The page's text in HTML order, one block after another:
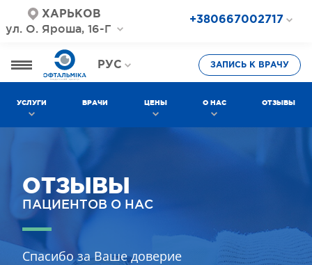
ХАРЬКОВ
ул. О. Яроша, 16-Г
+380667002717
+380577002717
РУС
УКР
ЗАПИСЬ К ВРАЧУ
УСЛУГИ ВРАЧИ ЦЕНЫ О НАС ОТЗЫВЫ
ОТЗЫВЫ
ПАЦИЕНТОВ О НАС
Спасибо за Ваше доверие